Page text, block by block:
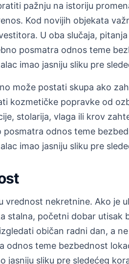
pažnju na istoriju
Kod novijih objekata
U oba slučaja,
posmatra odnos teme
imao jasniju sliku pre
može postati skupa ako
kozmetičke popravke od
stolarija, vlaga ili krov
odnos teme
imao jasniju sliku pre
vrednost nekretnine. Ako je
stalna, početni dobar utisak
običan radni dan, a
odnos teme bezbednost
jasniju sliku pre sledećeg